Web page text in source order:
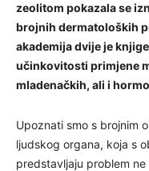
zeolitom pokazala se
brojnih dermatoloških
akademija dvije je
učinkovitosti primjene
mladenačkih, ali i
Upoznati smo s brojnim
ljudskog organa, koja s
predstavljaju problem